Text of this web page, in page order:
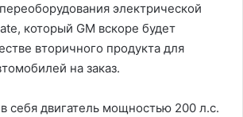
электрической
который GM вскоре будет
вторичного продукта для
на заказ.
себя двигатель мощностью 200 л.с.